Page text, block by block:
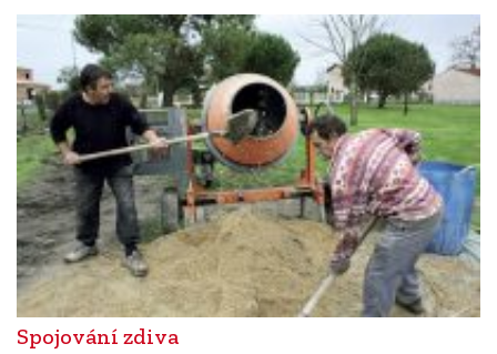
Spojování zdiva